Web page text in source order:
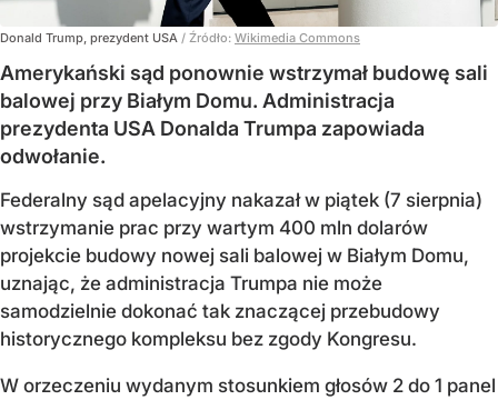
Donald Trump, prezydent USA / Źródło: Wikimedia Commons
Amerykański sąd ponownie wstrzymał budowę sali
balowej przy Białym Domu. Administracja
prezydenta USA Donalda Trumpa zapowiada
odwołanie.
Federalny sąd apelacyjny nakazał w piątek (7 sierpnia)
wstrzymanie prac przy wartym 400 mln dolarów
projekcie budowy nowej sali balowej w Białym Domu,
uznając, że administracja Trumpa nie może
samodzielnie dokonać tak znaczącej przebudowy
historycznego kompleksu bez zgody Kongresu.
W orzeczeniu wydanym stosunkiem głosów 2 do 1 panel